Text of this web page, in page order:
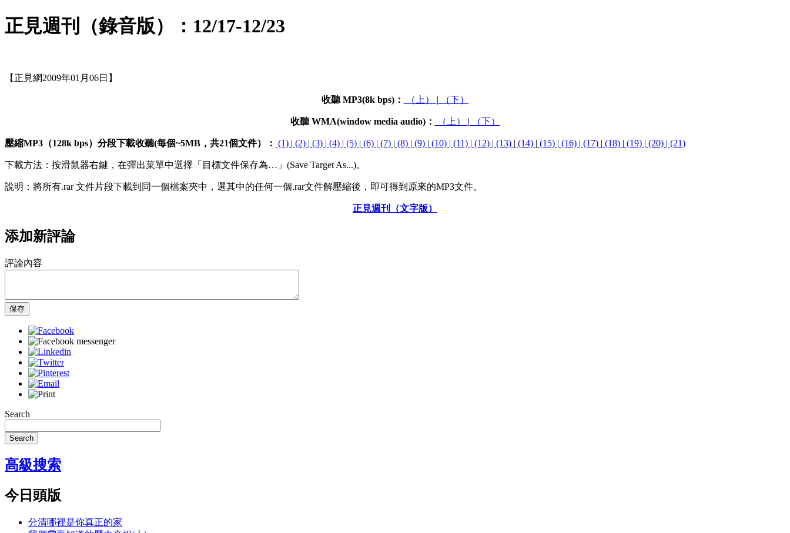
正見週刊（錄音版）：12/17-12/23
【正見網2009年01月06日】
收聽 MP3(8k bps)： （上） | （下）
收聽 WMA(window media audio)： （上） | （下）
壓縮MP3（128k bps）分段下載收聽(每個~5MB，共21個文件）： (1) | (2) | (3) | (4) | (5) | (6) | (7) | (8) | (9) | (10) | (11) | (12) | (13) | (14) | (15) | (16) | (17) | (18) | (19) | (20) | (21)
下載方法：按滑鼠器右鍵，在彈出菜單中選擇「目標文件保存為…」(Save Target As...)。
說明：將所有.rar 文件片段下載到同一個檔案夾中，選其中的任何一個.rar文件解壓縮後，即可得到原來的MP3文件。
正見週刊（文字版）
添加新評論
評論內容
保存
Search
Search
高級搜索
今日頭版
分清哪裡是你真正的家